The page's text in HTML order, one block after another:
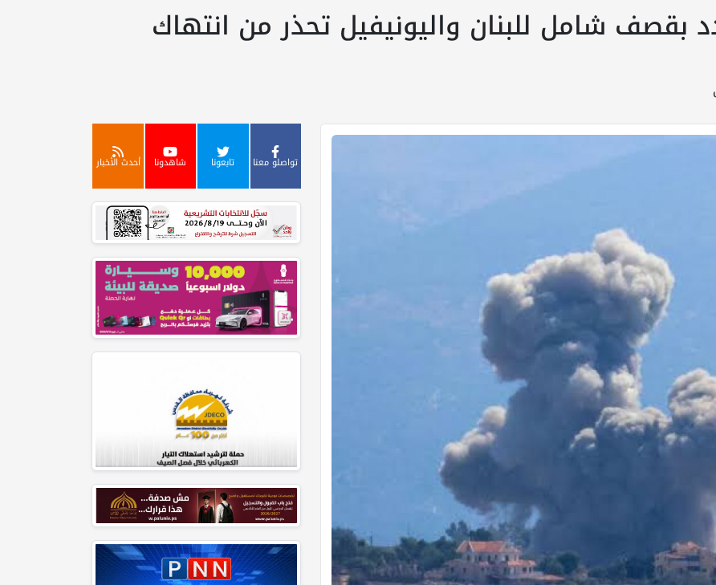
تهدد بقصف شامل للبنان واليونيفيل تحذر من انتهاك
تواصلو معنا تابعونا شاهدونا أحدث الأخبار